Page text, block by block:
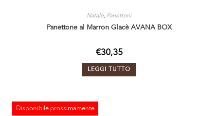
Natale, Panettoni
Panettone al Marron Glacè AVANA BOX
€30,35
LEGGI TUTTO
Disponibile prossimamente
ESAURITO